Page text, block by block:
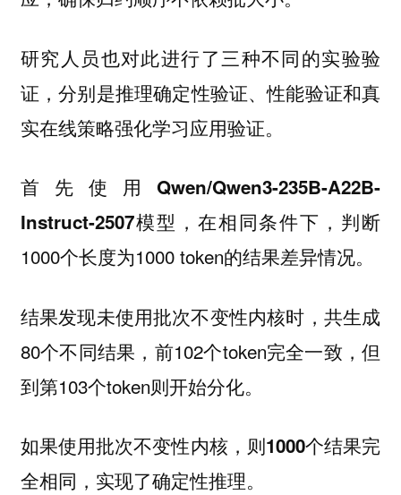
研究人员也对此进行了三种不同的实验验
证，分别是推理确定性验证、性能验证和真
实在线策略强化学习应用验证。
首先使用Qwen/Qwen3-235B-A22B-
Instruct-2507模型 ，在相同条件下，判断
1000个长度为1000 token的结果差异情况。
结果发现未使用批次不变性内核时，共生成
80个不同结果，前102个token完全一致，但
到第103个token则开始分化。
如果使用批次不变性内核，则1000个结果完
全相同 ，实现了确定性推理。